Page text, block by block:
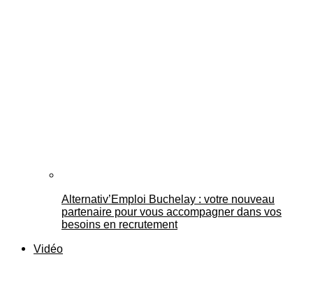
Alternativ’Emploi Buchelay : votre nouveau
partenaire pour vous accompagner dans vos
besoins en recrutement
Vidéo